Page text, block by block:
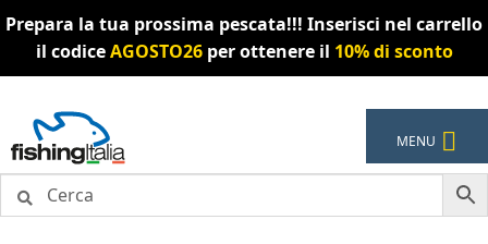
Prepara la tua prossima pescata!!! Inserisci nel carrello
il codiceAGOSTO26per ottenere il 10% di sconto
alla
navigazione
al
contenuto
MENU